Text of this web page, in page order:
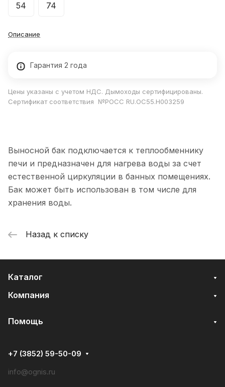
54 74
Описание
Гарантия 2 года
Цены указаны с учетом НДС. Дымоходы сертифицированы.
Сертификат соответствия №РОСС RU.ОС55.Н003259
Выносной бак подключается к теплообменнику
печи и предназначен для нагрева воды за счет
естественной циркуляции в банных помещениях.
Бак может быть использован в том числе для
хранения воды.
Назад к списку
Каталог
Компания
Помощь
+7 (3852) 59-50-09
info@ognis.ru